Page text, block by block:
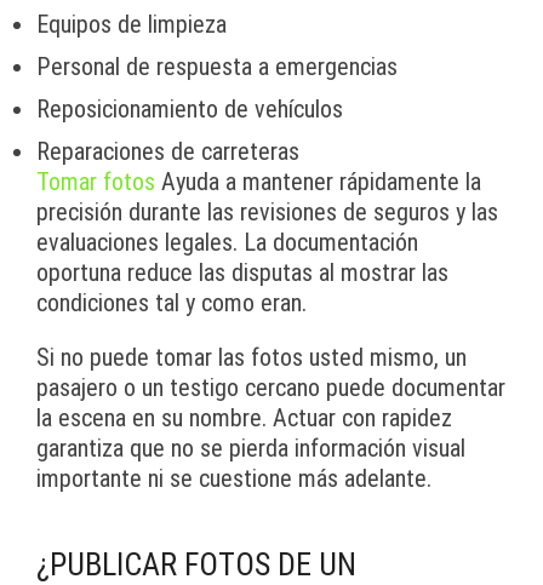
Equipos de limpieza
Personal de respuesta a emergencias
Reposicionamiento de vehículos
Reparaciones de carreteras
Tomar fotos Ayuda a mantener rápidamente la
precisión durante las revisiones de seguros y las
evaluaciones legales. La documentación
oportuna reduce las disputas al mostrar las
condiciones tal y como eran.
Si no puede tomar las fotos usted mismo, un
pasajero o un testigo cercano puede documentar
la escena en su nombre. Actuar con rapidez
garantiza que no se pierda información visual
importante ni se cuestione más adelante.
¿PUBLICAR FOTOS DE UN